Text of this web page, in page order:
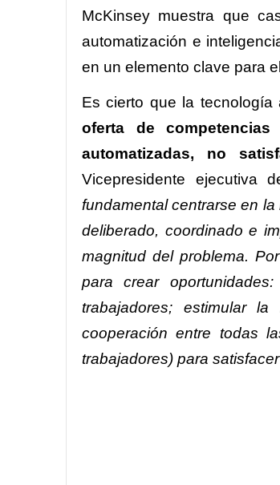
McKinsey muestra que
automatización e
en un elemento clave para
Es cierto que la
oferta de
automatizadas, no
Vicepresidente ejecutiva
fundamental centrarse en
deliberado, coordinado e
magnitud del problema.
para crear
trabajadores; estimular
cooperación entre todas
trabajadores) para